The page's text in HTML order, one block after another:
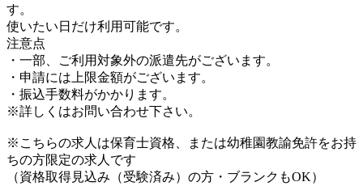
す。
使いたい日だけ利用可能です。
注意点
・一部、ご利用対象外の派遣先がございます。
・申請には上限金額がございます。
・振込手数料がかかります。
※詳しくはお問い合わせ下さい。
※こちらの求人は保育士資格、または幼稚園教諭免許をお持
ちの方限定の求人です
（資格取得見込み（受験済み）の方・ブランクもOK）